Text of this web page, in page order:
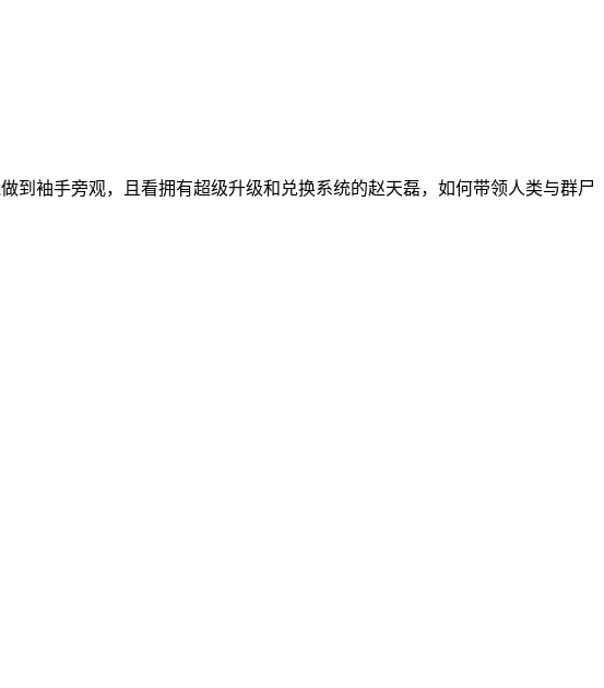
到袖手旁观，且看拥有超级升级和兑换系统的赵天磊，如何带领人类与群尸